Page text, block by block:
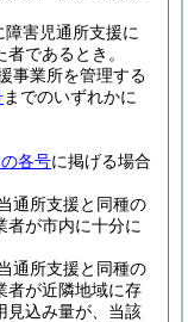
害児通所支援に
であるとき。
事業所を管理する
までのいずれかに
各号に掲げる場合
通所支援と同種の
者が市内に十分に
通所支援と同種の
者が近隣地域に存
見込み量が、当該